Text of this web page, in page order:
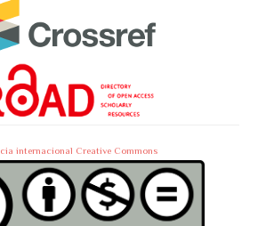
internacional Creative Commons